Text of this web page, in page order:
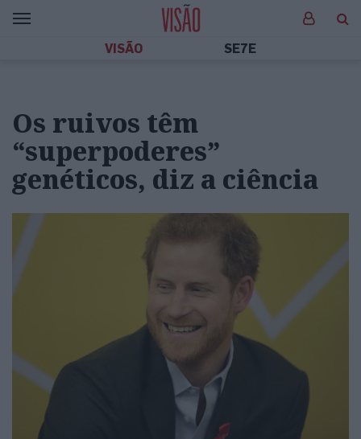
VISÃO SE7E
Os ruivos têm
“superpoderes”
genéticos, diz a ciência